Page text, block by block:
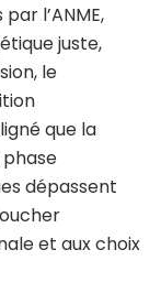
l’ANME,
juste,
le
que la
dépassent
et aux choix